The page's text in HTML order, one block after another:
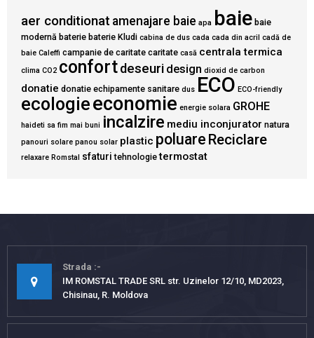
aer conditionat amenajare baie apa baie baie
modernă baterie baterie Kludi cabina de dus cada cada din acril cadă de
baie Caleffi campanie de caritate caritate casă centrala termica
clima CO2 confortdeseuri design dioxid de carbon
donatie donatie echipamente sanitare dus ECO ECO-friendly
ecologieeconomie energie solara GROHE
haideti sa fim mai buni incalzire mediu inconjurator natura
panouri solare panou solar plastic poluare Reciclare
relaxare Romstal sfaturi tehnologie termostat
Strada
IM ROMSTAL TRADE SRL str. Uzinelor 12/10, MD2023,
Chisinau, R. Moldova